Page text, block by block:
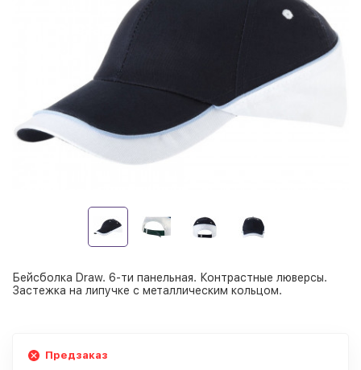
Бейсболка Draw. 6-ти панельная. Контрастные люверсы.
Застежка на липучке с металлическим кольцом.
Предзаказ